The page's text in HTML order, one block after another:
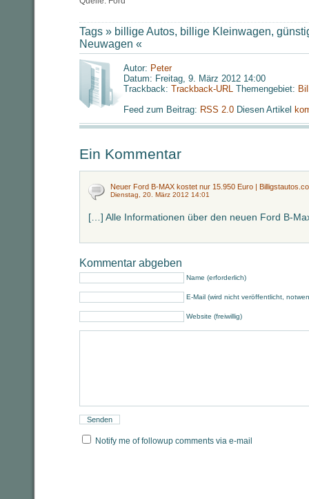
Tags » billige Autos, billige Kleinwagen,
Neuwagen «
Autor: Peter
Datum: Freitag, 9. März 2012 14:00
Trackback: Trackback-URL Themengebiet:
Feed zum Beitrag: RSS 2.0 Diesen Artikel
Ein Kommentar
Neuer Ford B-MAX kostet nur 15.950 Euro |
Dienstag, 20. März 2012 14:01
[…] Alle Informationen über den neuen Ford B-
Kommentar abgeben
Name (erforderlich)
E-Mail (wird nicht veröffentlicht,
Website (freiwillig)
Notify me of followup comments via e-mail